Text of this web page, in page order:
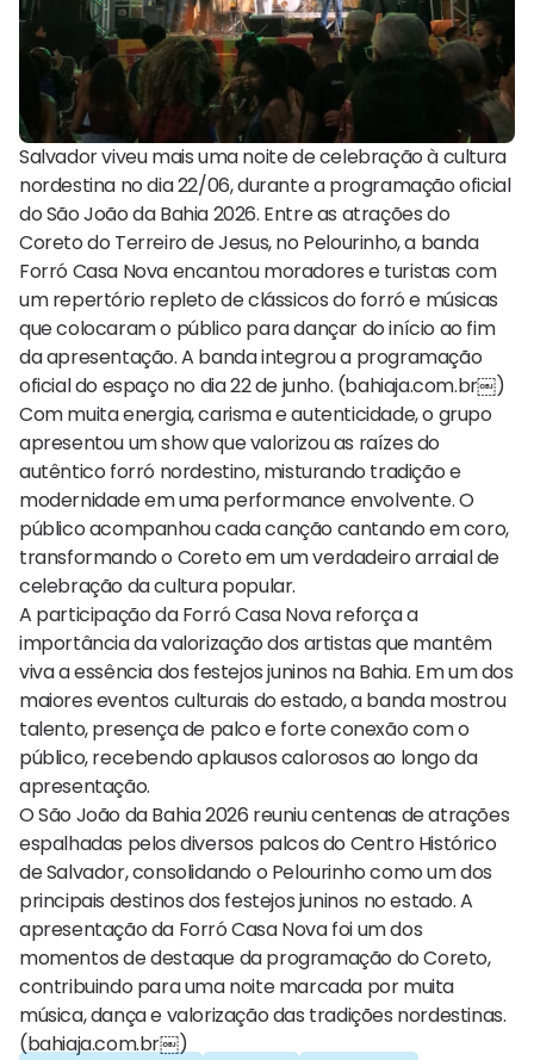
Salvador viveu mais uma noite de celebração à cultura
nordestina no dia 22/06, durante a programação oficial
do São João da Bahia 2026. Entre as atrações do
Coreto do Terreiro de Jesus, no Pelourinho, a banda
Forró Casa Nova encantou moradores e turistas com
um repertório repleto de clássicos do forró e músicas
que colocaram o público para dançar do início ao fim
da apresentação. A banda integrou a programação
oficial do espaço no dia 22 de junho. (bahiaja.com.br⁠￼)
Com muita energia, carisma e autenticidade, o grupo
apresentou um show que valorizou as raízes do
autêntico forró nordestino, misturando tradição e
modernidade em uma performance envolvente. O
público acompanhou cada canção cantando em coro,
transformando o Coreto em um verdadeiro arraial de
celebração da cultura popular.
A participação da Forró Casa Nova reforça a
importância da valorização dos artistas que mantêm
viva a essência dos festejos juninos na Bahia. Em um dos
maiores eventos culturais do estado, a banda mostrou
talento, presença de palco e forte conexão com o
público, recebendo aplausos calorosos ao longo da
apresentação.
O São João da Bahia 2026 reuniu centenas de atrações
espalhadas pelos diversos palcos do Centro Histórico
de Salvador, consolidando o Pelourinho como um dos
principais destinos dos festejos juninos no estado. A
apresentação da Forró Casa Nova foi um dos
momentos de destaque da programação do Coreto,
contribuindo para uma noite marcada por muita
música, dança e valorização das tradições nordestinas.
(bahiaja.com.br⁠￼)